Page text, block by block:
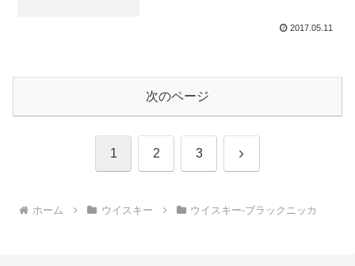
2017.05.11
次のページ
1 2 3 次
ホーム ウイスキー ウイスキー-ブラックニッカ